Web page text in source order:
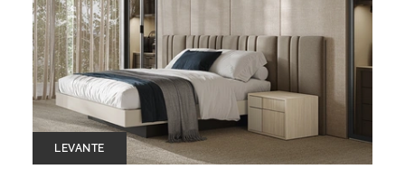
LEVANTE